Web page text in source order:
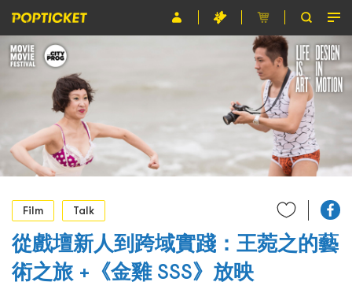
Event
Organiser
About POPTICKET
Terms and Conditions
繁
Film
Talk
從戲壇新人到跨域實踐：王菀之的藝
術之旅 +《金雞 SSS》放映